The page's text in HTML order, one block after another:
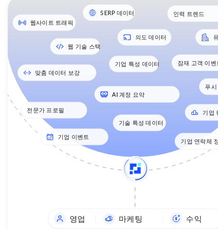
영업 마케팅 수익
웹 기술 스택
AI 계정 요약
SERP 데이터
기업
기업 이벤트
맞춤 데이터 보강
웹사이트 트래픽
전문가 프로필
기업 특성 데이터 잠재 고객 이벤
기업 연락체
푸
인력 트렌드
기술 특성 데이터
의도 데이터